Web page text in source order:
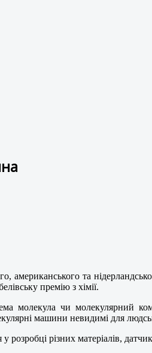
американського та
премію з хімії.
молекула чи молекулярний
машини невидимі для
розробці різних матеріалів,